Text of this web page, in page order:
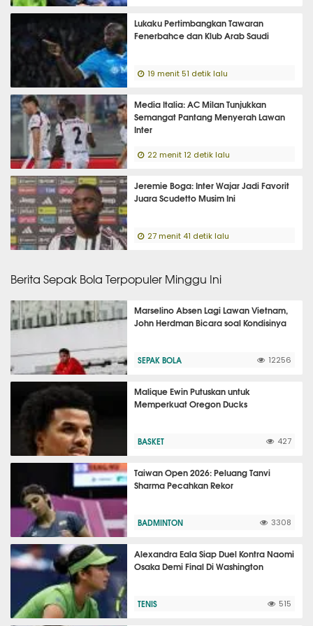
Lukaku Pertimbangkan Tawaran
Fenerbahce dan Klub Arab Saudi
19 menit 51 detik lalu
Media Italia: AC Milan Tunjukkan
Semangat Pantang Menyerah Lawan
Inter
22 menit 12 detik lalu
Jeremie Boga: Inter Wajar Jadi Favorit
Juara Scudetto Musim Ini
27 menit 41 detik lalu
Berita Sepak Bola Terpopuler Minggu Ini
Marselino Absen Lagi Lawan Vietnam,
John Herdman Bicara soal Kondisinya
SEPAK BOLA 12256
Malique Ewin Putuskan untuk
Memperkuat Oregon Ducks
BASKET 427
Taiwan Open 2026: Peluang Tanvi
Sharma Pecahkan Rekor
BADMINTON 3308
Alexandra Eala Siap Duel Kontra Naomi
Osaka Demi Final Di Washington
TENIS 515